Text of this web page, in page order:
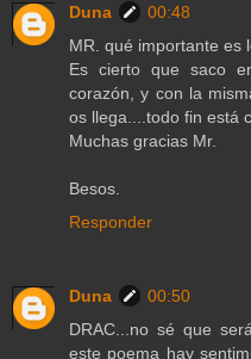
Duna
00:48
MR. qué importante es
Es cierto que saco
corazón, y con la
os llega....todo fin está
Muchas gracias Mr.
Besos.
Responder
Duna
00:50
DRAC...no sé que
este poema hay